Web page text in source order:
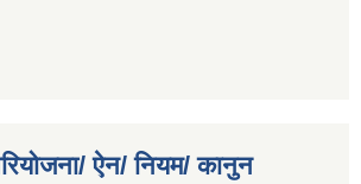
ऐन/ नियम/ कानुन